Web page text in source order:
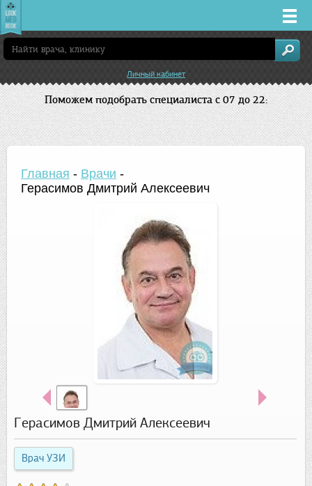
Врачи
Клиники
Заболевания
Личный кабинет
Поможем подобрать специалиста с 07 до 22:
Главная - Врачи -
Герасимов Дмитрий Алексеевич
Герасимов Дмитрий Алексеевич
Врач УЗИ